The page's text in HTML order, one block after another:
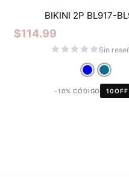
BIKINI 2P BL917-
$114.99
Sin
-10% CÓDIGO 10OFF